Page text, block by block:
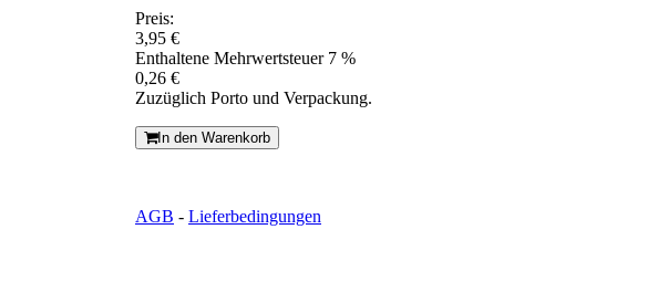
Preis:
3,95 €
Enthaltene Mehrwertsteuer 7 %
0,26 €
Zuzüglich Porto und Verpackung.
In den Warenkorb
AGB - Lieferbedingungen